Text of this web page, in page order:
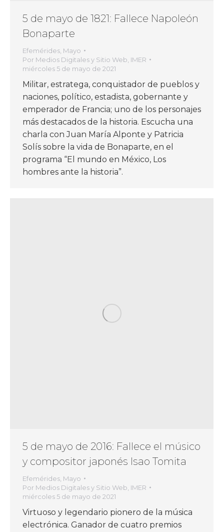
5 de mayo de 1821: Fallece Napoleón
Bonaparte
Efemérides, Mayo
Por Medios Digitales y Sitio Web, IMER
miércoles 5 de mayo de 2021
Militar, estratega, conquistador de pueblos y
naciones, político, estadista, gobernante y
emperador de Francia; uno de los personajes
más destacados de la historia. Escucha una
charla con Juan María Alponte y Patricia
Solís sobre la vida de Bonaparte, en el
programa “El mundo en México, Los
hombres ante la historia”.
5 de mayo de 2016: Fallece el músico
y compositor japonés Isao Tomita
Efemérides, Mayo
Por Medios Digitales y Sitio Web, IMER
miércoles 5 de mayo de 2021
Virtuoso y legendario pionero de la música
electrónica. Ganador de cuatro premios